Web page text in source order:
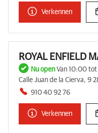
Verkennen
ROYAL ENFIELD
Nu openVan 10:00
Calle Juan de la Cierva, 9
910 40 92 76
Verkennen